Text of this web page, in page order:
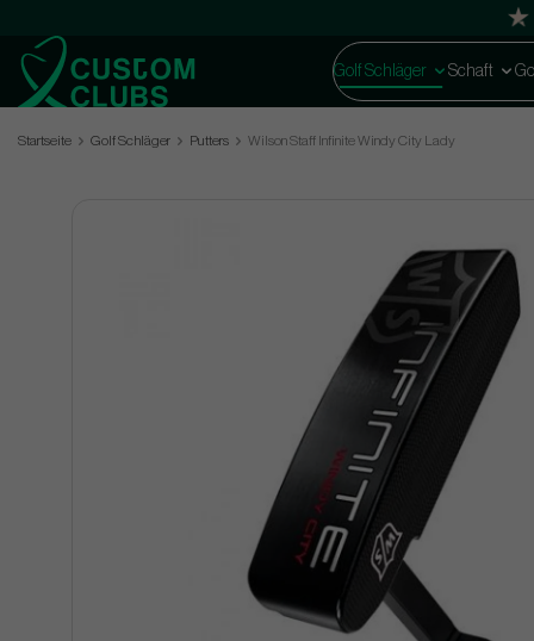
Golf Schläger Schaft
Startseite Golf Schläger Putters Wilson Staff Infinite Windy City Lady